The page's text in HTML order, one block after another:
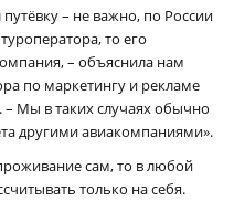
– не важно, по России
то его
– объяснила нам
по маркетингу и рекламе
Мы в таких случаях обычно
другими авиакомпаниями».
сам, то в любой
только на себя.